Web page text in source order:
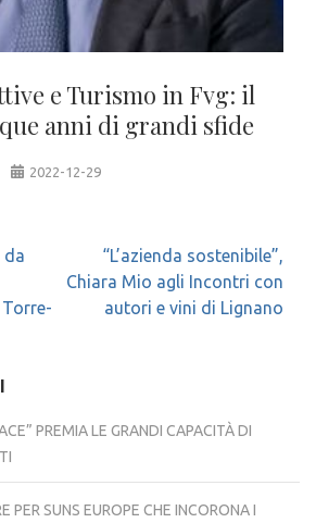
e Turismo in Fvg: il
anni di grandi sfide
2022-12-29
da
“L’azienda sostenibile”,
Chiara Mio agli Incontri con
autori e vini di Lignano
PREMIA LE GRANDI CAPACITÀ DI
PER SUNS EUROPE CHE INCORONA I